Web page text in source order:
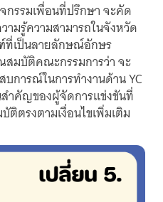
กรรมเพื่อนที่ปรึกษา จะคัด
มรู้ความสามารถในจังหวัด
ที่เป็นลายลักษณ์อักษร
มบัติคณะกรรมการว่า จะ
การณ์ในการทํางานด้าน YC
ำคัญของผู้จัดการแข่งขันที่
ตรงตามเงื่อนไขเพิ่มเติม